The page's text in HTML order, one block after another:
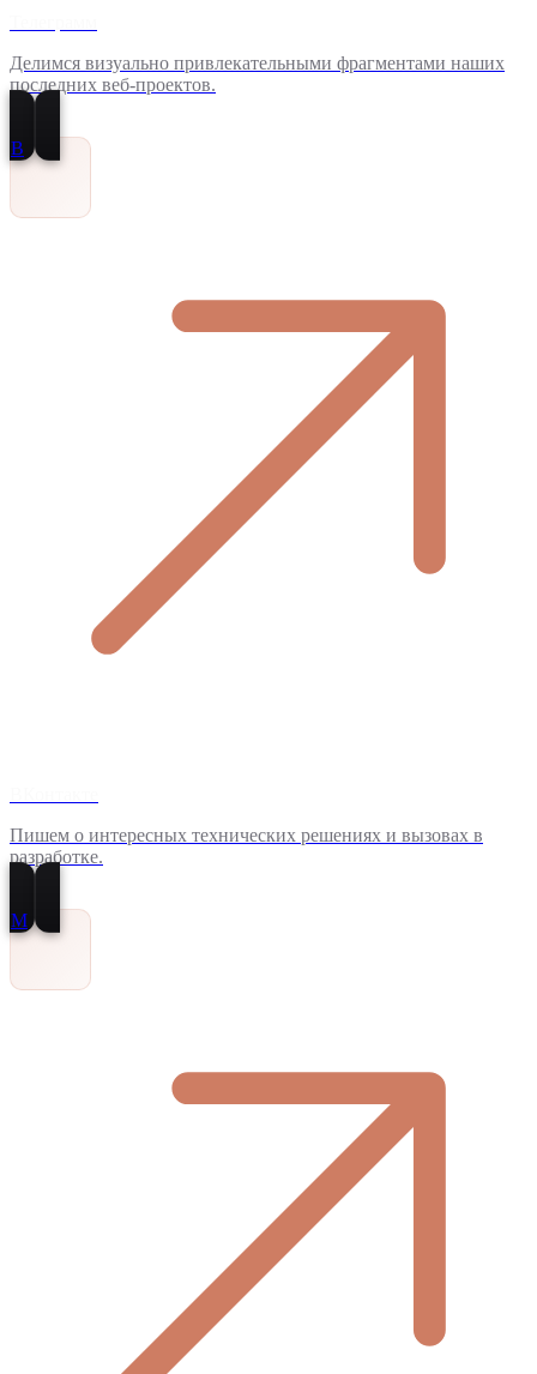
Делимся визуально привлекательными фрагментами наших
последних веб-проектов.
В
Пишем о интересных технических решениях и вызовах в
разработке.
M